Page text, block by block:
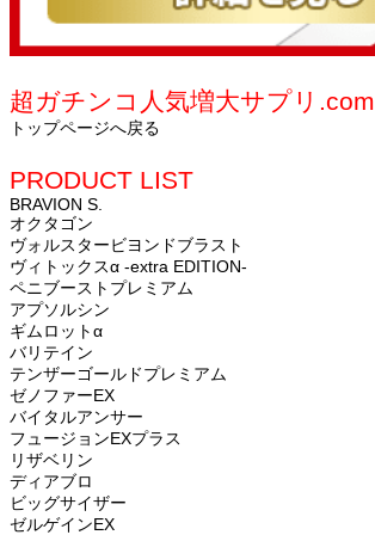
超ガチンコ人気増大サプリ.com
トップページへ戻る
PRODUCT LIST
BRAVION S.
オクタゴン
ヴォルスタービヨンドブラスト
ヴィトックスα -extra EDITION-
ペニブーストプレミアム
アプソルシン
ギムロットα
バリテイン
テンザーゴールドプレミアム
ゼノファーEX
バイタルアンサー
フュージョンEXプラス
リザベリン
ディアブロ
ビッグサイザー
ゼルゲインEX